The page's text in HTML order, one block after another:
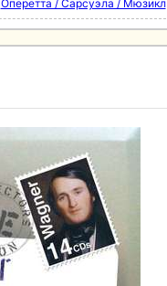
Оперетта / Сарсуэла / Мюзикл